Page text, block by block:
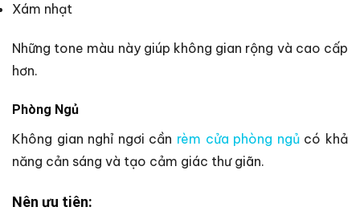
Xám nhạt
Những tone màu này giúp không gian rộng và cao cấp
hơn.
Phòng Ngủ
Không gian nghỉ ngơi cần rèm cửa phòng ngủcó khả
năng cản sáng và tạo cảm giác thư giãn.
Nên ưu tiên: